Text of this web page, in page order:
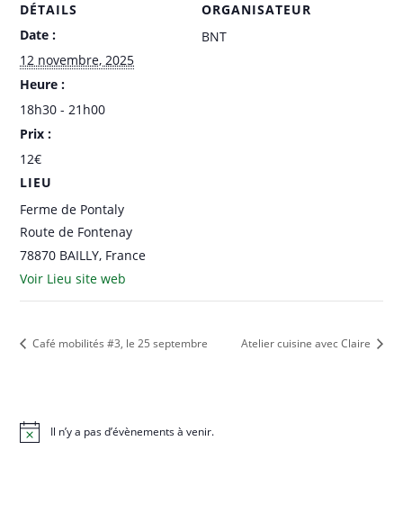
DÉTAILS
Date :
12 novembre, 2025
Heure :
18h30 - 21h00
Prix :
12€
LIEU
Ferme de Pontaly
Route de Fontenay
78870 BAILLY, France
Voir Lieu site web
ORGANISATEUR
BNT
Café mobilités #3, le 25 septembre Atelier cuisine avec Claire
N
Il n’y a pas d’évènements à venir.